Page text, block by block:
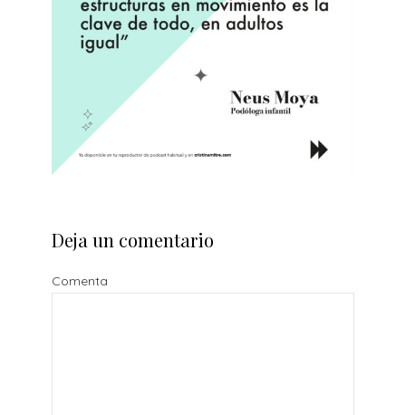
Deja un comentario
Comenta